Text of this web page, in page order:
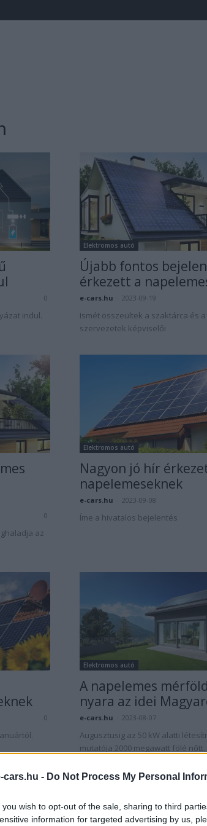
cars.hu - Do Not Process My Personal
you wish to opt-out of the sale, sharing to third
information for targeted advertising by us,
0
indul.
Elektromos autó
Újabb fontos
érkezett a
e-cars.hu 2023-09-19
Ismét összeültek a szaktárca és
szervezetek képviselői
0
az
Elektromos autó
Nagyon jó hír
napelemeseknek
e-cars.hu 2023-09-08
Íme a hivatalos bejelentés
0
Elektromos autó
A napelemes
nyara az idei
e-cars.hu 2023-08-07
Augusztusig az 50 kW alatti
mutatója 2000 megawatt fölé nőtt.